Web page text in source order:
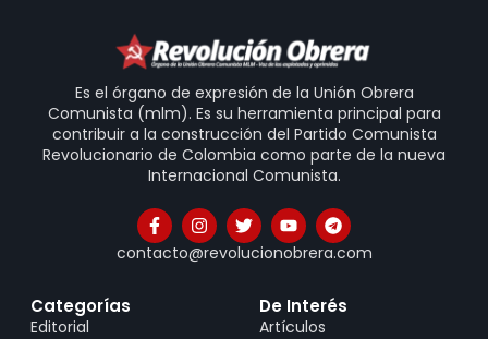
Es el órgano de expresión de la Unión Obrera
Comunista (mlm). Es su herramienta principal para
contribuir a la construcción del Partido Comunista
Revolucionario de Colombia como parte de la nueva
Internacional Comunista.
contacto@revolucionobrera.com
Categorías
Editorial
De Interés
Artículos